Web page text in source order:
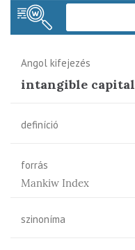
Angol kifejezés
intangible capital
definíció
forrás
Mankiw Index
szinoníma